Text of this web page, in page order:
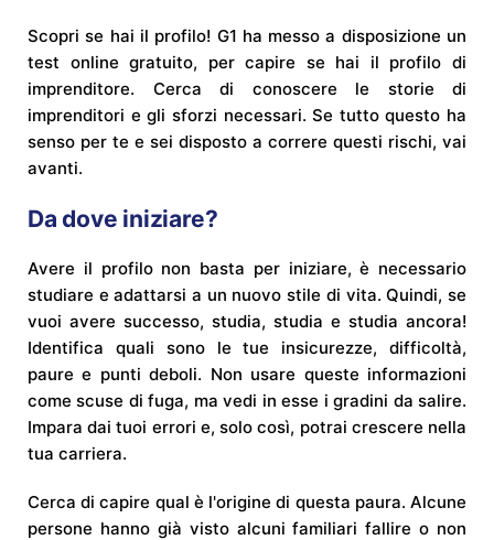
Scopri se hai il profilo! G1 ha messo a disposizione un
test online gratuito, per capire se hai il profilo di
imprenditore. Cerca di conoscere le storie di
imprenditori e gli sforzi necessari. Se tutto questo ha
senso per te e sei disposto a correre questi rischi, vai
avanti.
Da dove iniziare?
Avere il profilo non basta per iniziare, è necessario
studiare e adattarsi a un nuovo stile di vita. Quindi, se
vuoi avere successo, studia, studia e studia ancora!
Identifica quali sono le tue insicurezze, difficoltà,
paure e punti deboli. Non usare queste informazioni
come scuse di fuga, ma vedi in esse i gradini da salire.
Impara dai tuoi errori e, solo così, potrai crescere nella
tua carriera.
Cerca di capire qual è l'origine di questa paura. Alcune
persone hanno già visto alcuni familiari fallire o non